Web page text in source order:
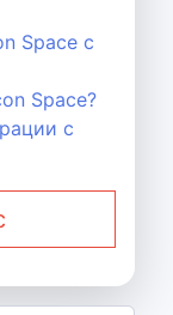
Space с
Space?
с